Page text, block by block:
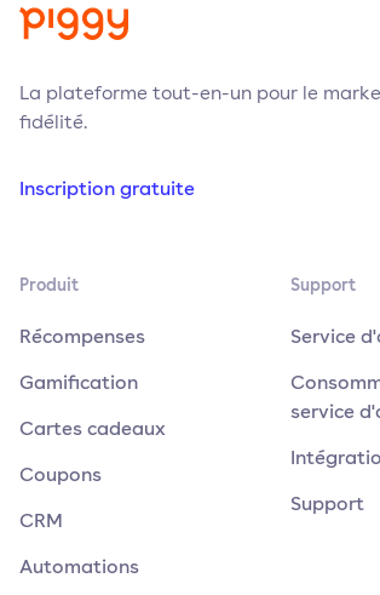
La plateforme tout-en-un pour le
fidélité.
Inscription gratuite
Produit
Récompenses
Gamification
Cartes cadeaux
Coupons
CRM
Automations
Support
Service
service
Support